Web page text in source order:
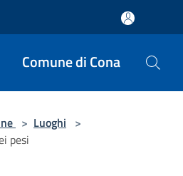
Comune di Cona
> Luoghi >
pesi